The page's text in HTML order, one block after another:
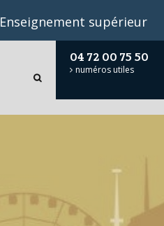
Enseignement supérieur
04 72 00 75 50
numéros utiles